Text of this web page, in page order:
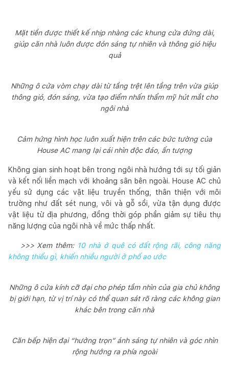
Mặt tiền được thiết kế nhịp nhàng các khung cửa đứng dài,
giúp căn nhà luôn được đón sáng tự nhiên và thông gió hiệu
quả
Những ô cửa vòm chạy dài từ tầng trệt lên tầng trên vừa giúp
thông gió, đón sáng, vừa tạo điểm nhấn thẩm mỹ hút mắt cho
ngôi nhà
Cảm hứng hình học luôn xuất hiện trên các bức tường của
House AC mang lại cái nhìn độc đáo, ấn tượng
Không gian sinh hoạt bên trong ngôi nhà hướng tới sự tối giản
và kết nối liền mạch với khoảng sân bên ngoài. House AC chủ
yếu sử dụng các vật liệu truyền thống, thân thiện với môi
trường như đất sét nung, vôi và gỗ sồi, vừa tận dụng được
vật liệu từ địa phương, đồng thời góp phần giảm sự tiêu thụ
năng lượng của ngôi nhà về mức thấp nhất.
>>> Xem thêm: 10 nhà ở quê có đất rộng rãi, công năng
không thiếu gì, khiến nhiều người ở phố ao ước
Những ô cửa kính cỡ đại cho phép tầm nhìn của gia chủ không
bị giới hạn, từ vị trí này có thể quan sát rõ ràng các không gian
khác bên trong căn nhà
Căn bếp hiện đại “hưởng trọn” ánh sáng tự nhiên và góc nhìn
rộng hướng ra phía ngoài